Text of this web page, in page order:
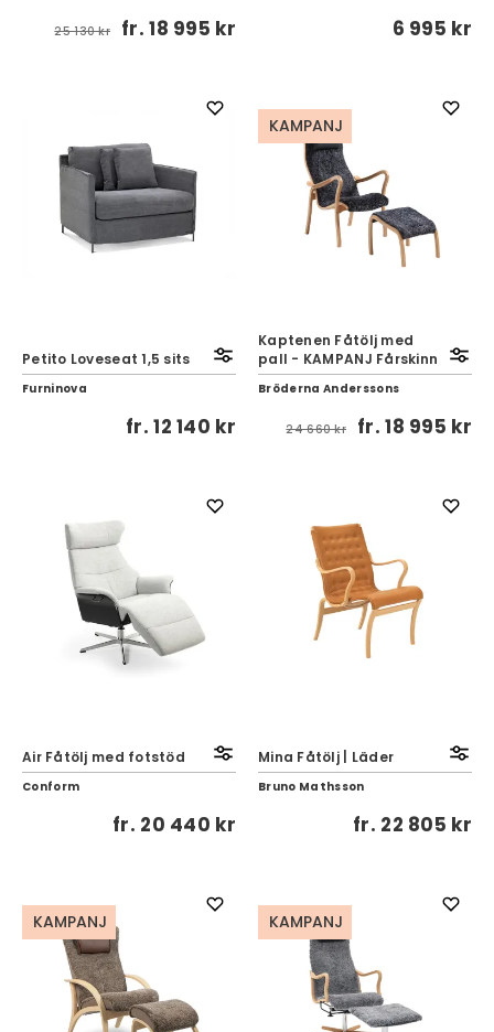
25 130 kr fr.18 995 kr 6 995 kr
Petito Loveseat 1,5 sits
Furninova
fr.12 140 kr
KAMPANJ
Kaptenen Fåtölj med
pall - KAMPANJ Fårskinn
Bröderna Anderssons
24 660 kr fr.18 995 kr
Air Fåtölj med fotstöd
Conform
fr. 20 440 kr
Mina Fåtölj | Läder
Bruno Mathsson
fr. 22 805 kr
KAMPANJ KAMPANJ